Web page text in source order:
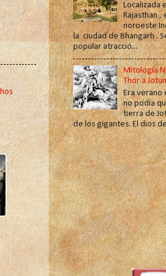
Localizada
Rajasthan ,
noroeste
la ciudad de Bhangarh .
popular atracció...
Mitología
Thor a
Era verano
no podía
tierra de
de los gigantes. El dios